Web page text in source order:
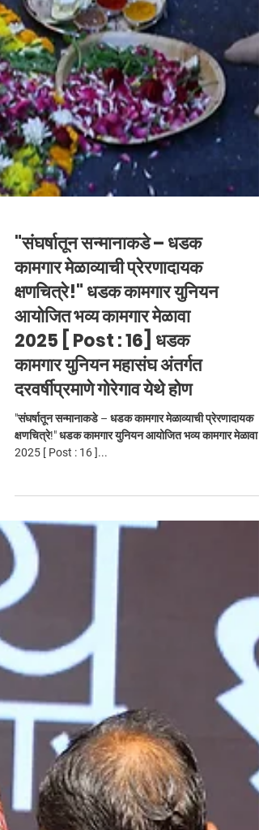
"संघर्षातून सन्मानाकडे – धडक
कामगार मेळाव्याची प्रेरणादायक
क्षणचित्रे!" धडक कामगार युनियन
आयोजित भव्य कामगार मेळावा
कामगार युनियन महासंघ अंतर्गत
दरवर्षीप्रमाणे गोरेगाव येथे होण
"संघर्षातून सन्मानाकडे – धडक कामगार मेळाव्याची प्रेरणादायक
2025 [ Post : 16 ]...